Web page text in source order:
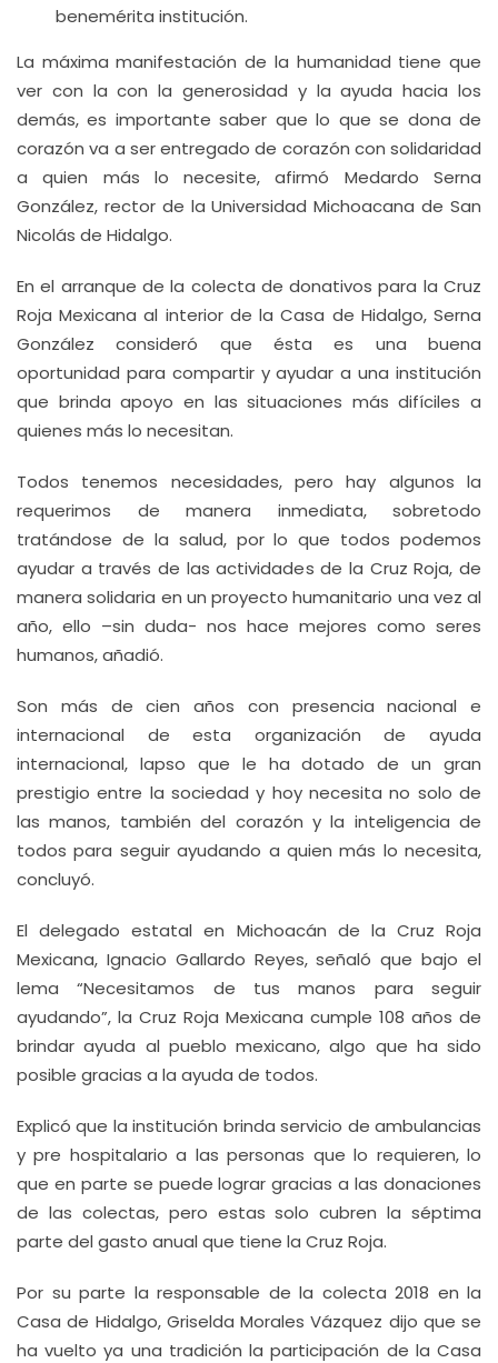
benemérita institución.
La máxima manifestación de la humanidad tiene que
ver con la con la generosidad y la ayuda hacia los
demás, es importante saber que lo que se dona de
corazón va a ser entregado de corazón con solidaridad
a quien más lo necesite, afirmó Medardo Serna
González, rector de la Universidad Michoacana de San
Nicolás de Hidalgo.
En el arranque de la colecta de donativos para la Cruz
Roja Mexicana al interior de la Casa de Hidalgo, Serna
González consideró que ésta es una buena
oportunidad para compartir y ayudar a una institución
que brinda apoyo en las situaciones más difíciles a
quienes más lo necesitan.
Todos tenemos necesidades, pero hay algunos la
requerimos de manera inmediata, sobretodo
tratándose de la salud, por lo que todos podemos
ayudar a través de las actividades de la Cruz Roja, de
manera solidaria en un proyecto humanitario una vez al
año, ello –sin duda- nos hace mejores como seres
humanos, añadió.
Son más de cien años con presencia nacional e
internacional de esta organización de ayuda
internacional, lapso que le ha dotado de un gran
prestigio entre la sociedad y hoy necesita no solo de
las manos, también del corazón y la inteligencia de
todos para seguir ayudando a quien más lo necesita,
concluyó.
El delegado estatal en Michoacán de la Cruz Roja
Mexicana, Ignacio Gallardo Reyes, señaló que bajo el
lema “Necesitamos de tus manos para seguir
ayudando”, la Cruz Roja Mexicana cumple 108 años de
brindar ayuda al pueblo mexicano, algo que ha sido
posible gracias a la ayuda de todos.
Explicó que la institución brinda servicio de ambulancias
y pre hospitalario a las personas que lo requieren, lo
que en parte se puede lograr gracias a las donaciones
de las colectas, pero estas solo cubren la séptima
parte del gasto anual que tiene la Cruz Roja.
Por su parte la responsable de la colecta 2018 en la
Casa de Hidalgo, Griselda Morales Vázquez dijo que se
ha vuelto ya una tradición la participación de la Casa